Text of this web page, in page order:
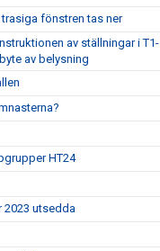
fönstren tas ner
av ställningar i T1-
av belysning
HT24
2023 utsedda